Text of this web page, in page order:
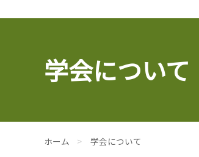
学会について
患者・市民の皆さまへ
> 学会について